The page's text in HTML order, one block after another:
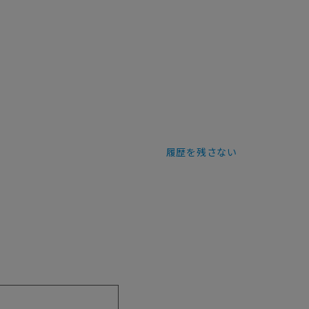
履歴を残さない